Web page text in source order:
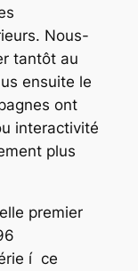
Nous-
tantôt au
ensuite le
ont
interactivité
plus
premier
í ce